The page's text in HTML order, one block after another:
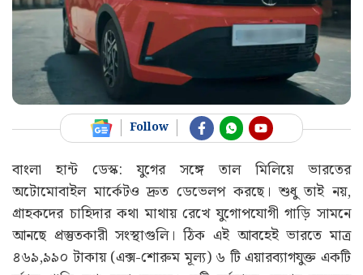
Follow
বাংলা হান্ট ডেস্ক: যুগের সঙ্গে তাল মিলিয়ে ভারতের
অটোমোবাইল মার্কেটও দ্রুত ডেভেলপ করছে। শুধু তাই নয়,
গ্রাহকদের চাহিদার কথা মাথায় রেখে যুগোপযোগী গাড়ি সামনে
আনছে প্রস্তুতকারী সংস্থাগুলি। ঠিক এই আবহেই ভারতে মাত্র
৪৬৯,৯৯০ টাকায় (এক্স-শোরুম মূল্য) ৬ টি এয়ারব্যাগযুক্ত একটি